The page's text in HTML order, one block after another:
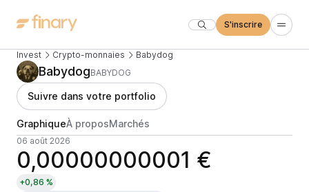
S'inscrire
Invest Crypto-monnaies Babydog
BabydogBABYDOG
Suivre dans votre portfolio
GraphiqueÀ proposMarchés
06 août 2026
0,00000000001 €
+0,86 %